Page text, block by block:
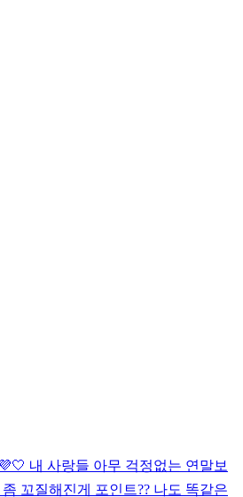
내 사랑들 아무 걱정없는 연말보
꼬질해진게 포인트?? 나도 똑같은